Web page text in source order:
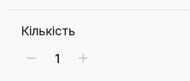
Кількість